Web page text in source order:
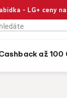
- LG+ ceny
cashback až